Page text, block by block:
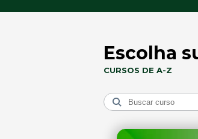
Escolha
CURSOS DE A-Z